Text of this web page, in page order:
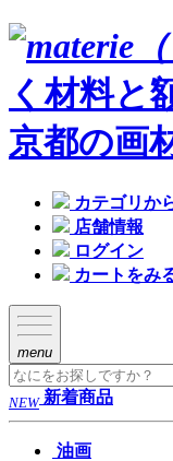
く材料と
京都の画
カテゴリか
店舗情報
ログイン
カートをみ
menu
NEW 新着商品
油画